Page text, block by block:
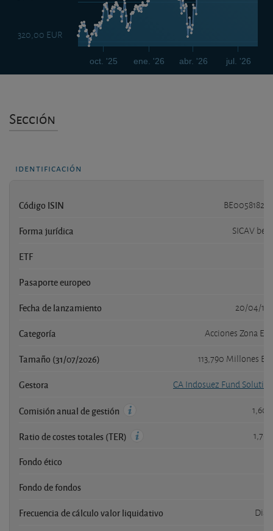
ene. '26 jul. '26
oct. '25 abr. '26
320,00 EUR
Sección
identificación
Código ISIN
Forma jurídica SICAV
ETF
Pasaporte europeo
Fecha de lanzamiento 20/04/
Categoría Acciones Zona
Tamaño (31/07/2026) 113,790 Millones
Gestora CA Indosuez Fund
Comisión anual de gestión 1,60
Ratio de costes totales (TER) 1,76
Fondo ético
Fondo de fondos
Frecuencia de cálculo valor liquidativo